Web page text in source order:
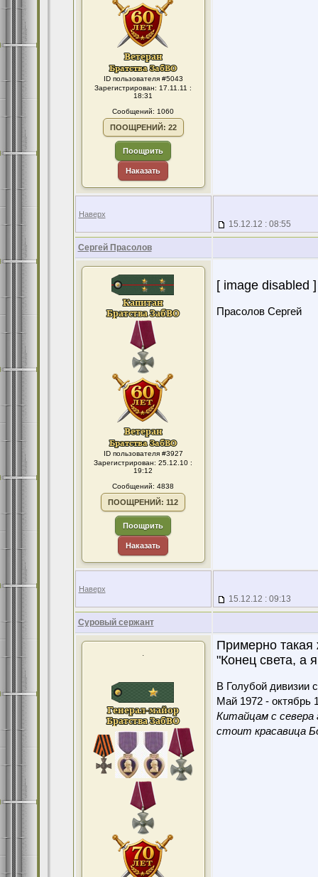
ID пользователя #5043
Зарегистрирован: 17.11.11 :
18:31
Сообщений: 1060
ПООЩРЕНИЙ: 22
Поощрить
Наказать
Наверх
15.12.12 : 08:55
Сергей Прасолов
ID пользователя #3927
Зарегистрирован: 25.12.10 :
19:12
Сообщений: 4838
ПООЩРЕНИЙ: 112
Поощрить
Наказать
[ image disabled ]
Прасолов Сергей
Наверх
15.12.12 : 09:13
Суровый сержант
.
Примерно
"Конец света, а
В Голубой дивизии
Май 1972 - октябрь
Китайцам с севера
стоит красавица